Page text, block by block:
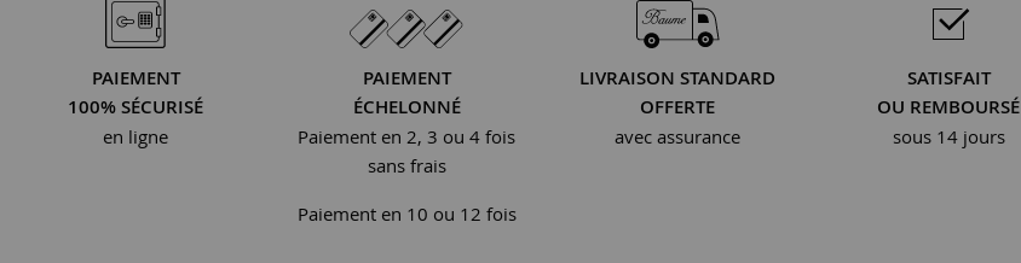
PAIEMENT
100% SÉCURISÉ
en ligne
PAIEMENT
ÉCHELONNÉ
Paiement en 2, 3 ou 4 fois
sans frais
Paiement en 10 ou 12 fois
LIVRAISON STANDARD
OFFERTE
avec assurance
SATISFAIT
OU REMBOURSÉ
sous 14 jours